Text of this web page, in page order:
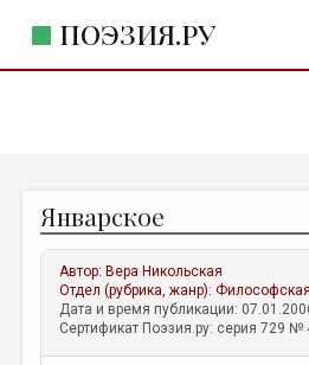
ПОЭЗИЯ.РУ
ЖАНРЫ
АВТОРЫ
КОММЕНТАРИИ
ЛИТСАЛОН
Январское
Автор: Вера Никольская
Отдел (рубрика, жанр):
Дата и время публикации:
Сертификат Поэзия.ру: серия 729 №